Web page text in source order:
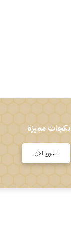
بكجات مميزة
تسوق الآن